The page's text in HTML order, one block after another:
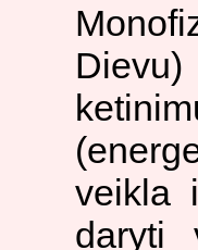
veikla
daryti